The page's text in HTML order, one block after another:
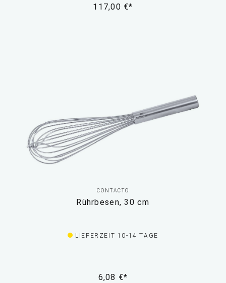
117,00 €*
CONTACTO
Rührbesen, 30 cm
LIEFERZEIT 10-14 TAGE
6,08 €*